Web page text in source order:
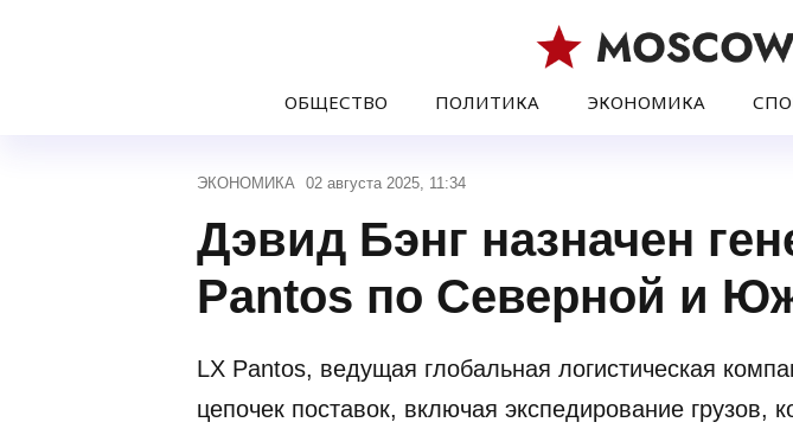
ОБЩЕСТВО ПОЛИТИКА ЭКОНОМИКА
ЭКОНОМИКА 02 августа 2025, 11:34
Дэвид Бэнг назначен
Pantos по Северной и
LX Pantos, ведущая глобальная логистическая
цепочек поставок, включая экспедирование грузов,